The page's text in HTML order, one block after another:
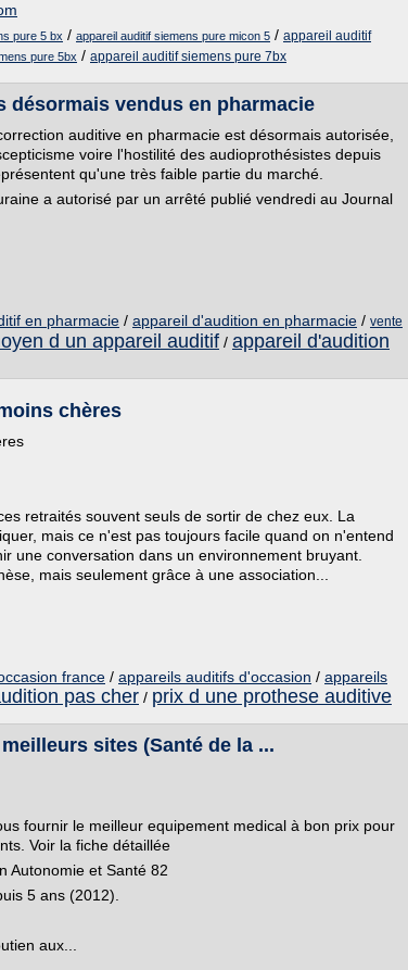
pure 5 bx / appareil auditif siemens pure micon 5 / appareil auditif
pure 5bx / appareil auditif siemens pure 7bx
désormais vendus en pharmacie
auditive en pharmacie est désormais autorisée,
voire l'hostilité des audioprothésistes depuis
qu'une très faible partie du marché.
a autorisé par un arrêté publié vendredi au Journal
en pharmacie / appareil d'audition en pharmacie / vente
d un appareil auditif / appareil d'audition
chères
retraités souvent seuls de sortir de chez eux. La
mais ce n'est pas toujours facile quand on n'entend
une conversation dans un environnement bruyant.
mais seulement grâce à une association...
france / appareils auditifs d'occasion / appareils
pas cher / prix d une prothese auditive
sites (Santé de la ...
fournir le meilleur equipement medical à bon prix pour
Voir la fiche détaillée
Autonomie et Santé 82
5 ans (2012).
aux...